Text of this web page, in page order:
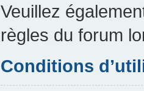
Veuillez
règles du forum
Conditions